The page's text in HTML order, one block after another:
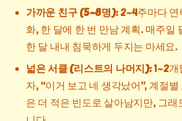
가까운 친구 (5~8명):2~4주마다 연
화, 한 달에 한 번 만남 계획. 매주일
한 달 내내 침묵하게 두지는 마세요.
넓은 서클 (리스트의 나머지):1~2개
자, “이거 보고 네 생각났어”, 계절
은 더 적은 빈도로 살아남지만, 그래